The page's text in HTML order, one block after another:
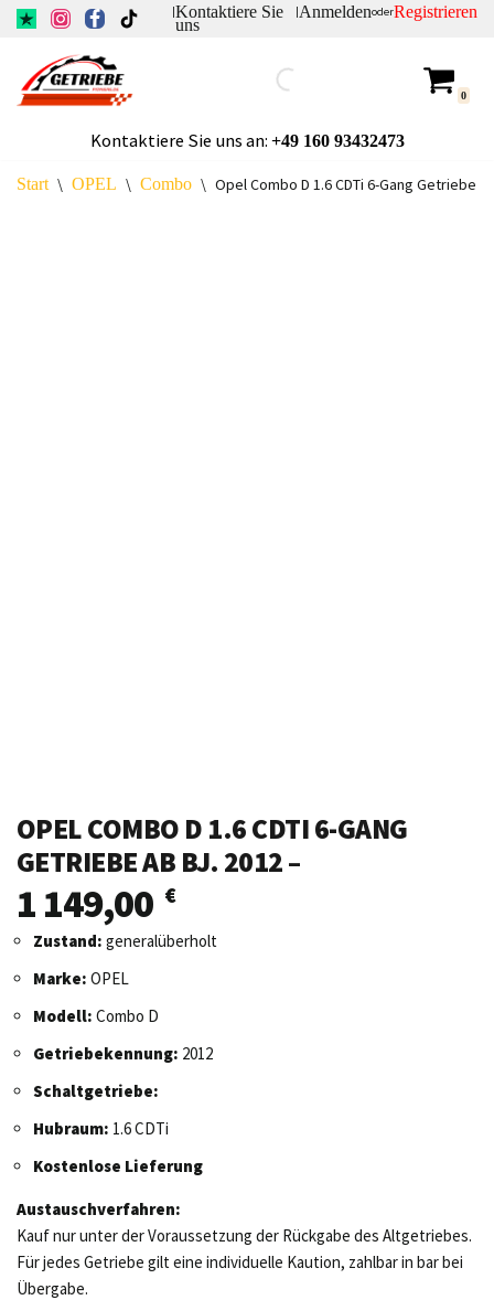
Inhalt
springen
|Kontaktiere Sie
uns
|AnmeldenoderRegistrieren
0
Kontaktiere Sie uns an: +49160 93432473
Start \ OPEL \ Combo \ Opel Combo D 1.6 CDTi 6-Gang Getriebe
OPEL COMBO D 1.6 CDTI 6-GANG
GETRIEBE AB BJ. 2012 –
1 149,00 €
Zustand: generalüberholt
Marke: OPEL
Modell: Combo D
Getriebekennung: 2012
Schaltgetriebe:
Hubraum: 1.6 CDTi
Kostenlose Lieferung
Austauschverfahren:
Kauf nur unter der Voraussetzung der Rückgabe des Altgetriebes.
Für jedes Getriebe gilt eine individuelle Kaution, zahlbar in bar bei
Übergabe.